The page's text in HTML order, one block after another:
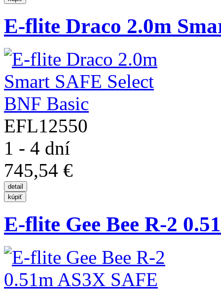
E-flite Draco 2.0m
EFL12550
1 - 4 dní
745,54 €
E-flite Gee Bee R-2